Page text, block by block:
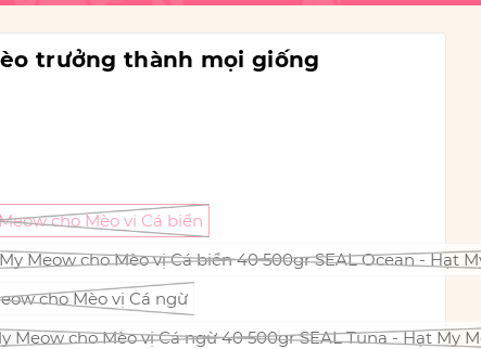
trưởng thành mọi giống
cho Mèo vị Cá biển
Meow cho Mèo vị Cá biển 40 500gr SEAL Ocean - Hạt
cho Mèo vị Cá ngừ
Meow cho Mèo vị Cá ngừ 40 500gr SEAL Tuna - Hạt My